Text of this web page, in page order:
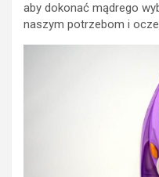
aby dokonać mądrego
naszym potrzebom i